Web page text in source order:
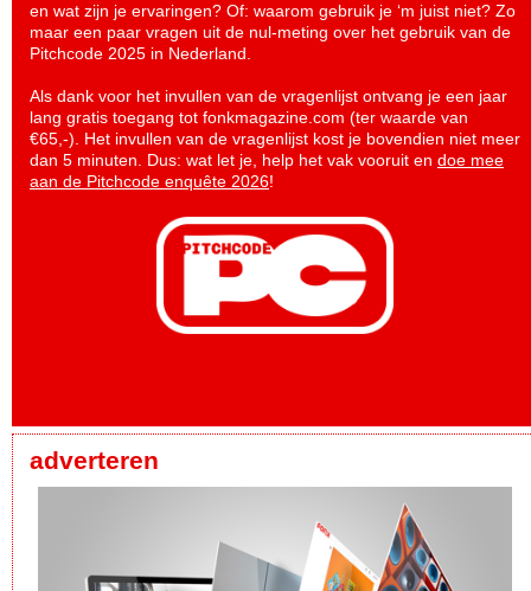
en wat zijn je ervaringen? Of: waarom gebruik je ‘m juist niet? Zo
maar een paar vragen uit de nul-meting over het gebruik van de
Pitchcode 2025 in Nederland.
Als dank voor het invullen van de vragenlijst ontvang je een jaar
lang gratis toegang tot fonkmagazine.com (ter waarde van
€65,-). Het invullen van de vragenlijst kost je bovendien niet meer
dan 5 minuten. Dus: wat let je, help het vak vooruit en doe mee
aan de Pitchcode enquête 2026!
adverteren